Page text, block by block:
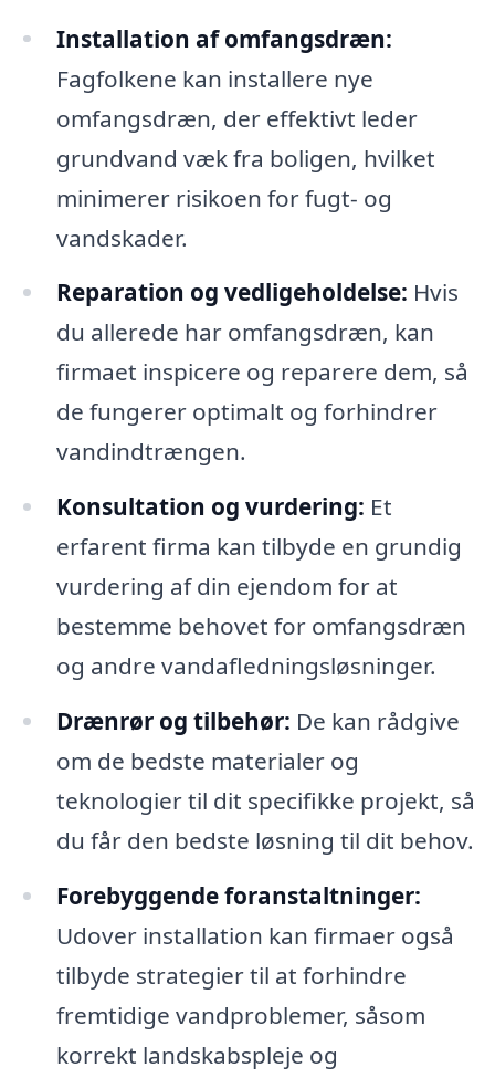
Installation af omfangsdræn:
Fagfolkene kan installere nye
omfangsdræn, der effektivt leder
grundvand væk fra boligen, hvilket
minimerer risikoen for fugt- og
vandskader.
Reparation og vedligeholdelse: Hvis
du allerede har omfangsdræn, kan
firmaet inspicere og reparere dem, så
de fungerer optimalt og forhindrer
vandindtrængen.
Konsultation og vurdering: Et
erfarent firma kan tilbyde en grundig
vurdering af din ejendom for at
bestemme behovet for omfangsdræn
og andre vandafledningsløsninger.
Drænrør og tilbehør: De kan rådgive
om de bedste materialer og
teknologier til dit specifikke projekt, så
du får den bedste løsning til dit behov.
Forebyggende foranstaltninger:
Udover installation kan firmaer også
tilbyde strategier til at forhindre
fremtidige vandproblemer, såsom
korrekt landskabspleje og